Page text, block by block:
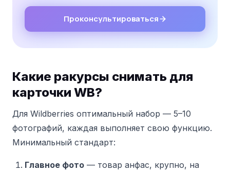
Проконсультироваться
Какие ракурсы снимать для
карточки WB?
Для Wildberries оптимальный набор — 5–10
фотографий, каждая выполняет свою функцию.
Минимальный стандарт:
Главное фото — товар анфас, крупно, на